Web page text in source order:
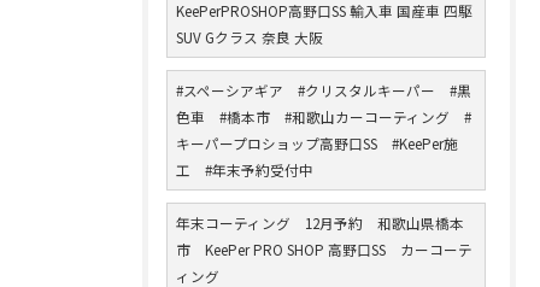
KeePerPROSHOP高野口SS 輸入車 国産車 四駆
SUV Gクラス 奈良 大阪
#スペーシアギア #クリスタルキーパー #黒
色車 #橋本市 #和歌山カーコーティング #
キーパープロショップ高野口SS #KeePer施
工 #年末予約受付中
年末コーティング 12月予約 和歌山県橋本
市 KeePer PRO SHOP 高野口SS カーコーテ
ィング